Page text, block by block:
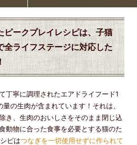
ピークプレイレシピは、子猫
全ライフステージに対応した
丁寧に調理されたエアドライフード1
量の生肉が含まれています！それは、
き、生肉のおいしさをそのまま閉じ込
動物に合った食事を必要とする猫のた
ピはつなぎを一切使用せずに作られて